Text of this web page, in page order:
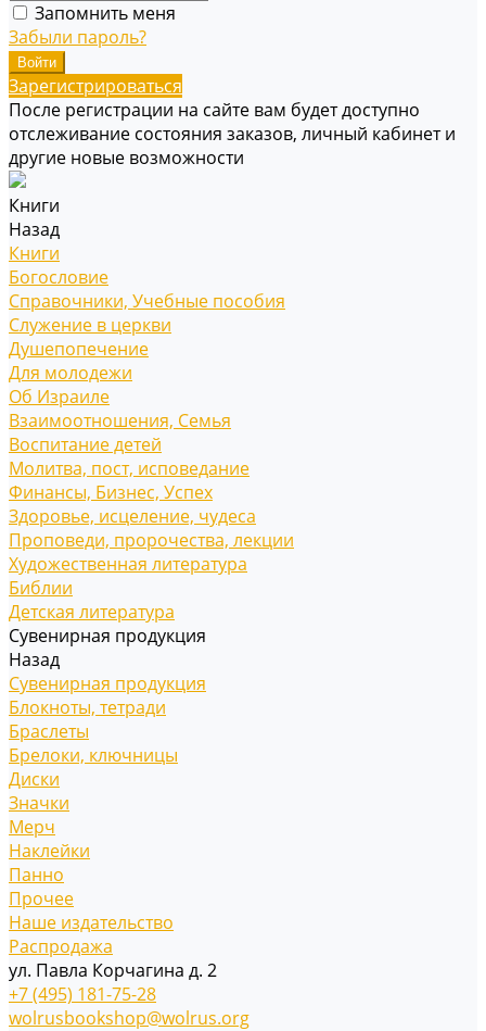
Запомнить меня
Забыли пароль?
Зарегистрироваться
После регистрации на сайте вам будет доступно
отслеживание состояния заказов, личный кабинет и
другие новые возможности
Книги
Назад
Книги
Богословие
Справочники, Учебные пособия
Служение в церкви
Душепопечение
Для молодежи
Об Израиле
Взаимоотношения, Cемья
Воспитание детей
Молитва, пост, исповедание
Финансы, Бизнес, Успех
Здоровье, исцеление, чудеса
Проповеди, пророчества, лекции
Художественная литература
Библии
Детская литература
Сувенирная продукция
Назад
Сувенирная продукция
Блокноты, тетради
Браслеты
Брелоки, ключницы
Диски
Значки
Мерч
Наклейки
Панно
Прочее
Наше издательство
Распродажа
ул. Павла Корчагина д. 2
+7 (495) 181-75-28
wolrusbookshop@wolrus.org